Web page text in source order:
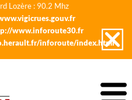
Lozère : 90.2 Mhz
www.inforoute30.fr
inforoute/index.html